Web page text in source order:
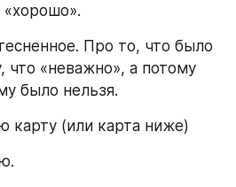
Про то, что было
что «неважно», а потому
было нельзя.
(или карта ниже)